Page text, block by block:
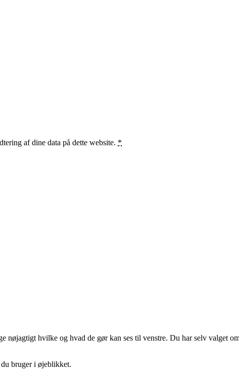
af dine data på dette website. *
nøjagtigt hvilke og hvad de gør kan ses til venstre. Du har selv valget
bruger i øjeblikket.